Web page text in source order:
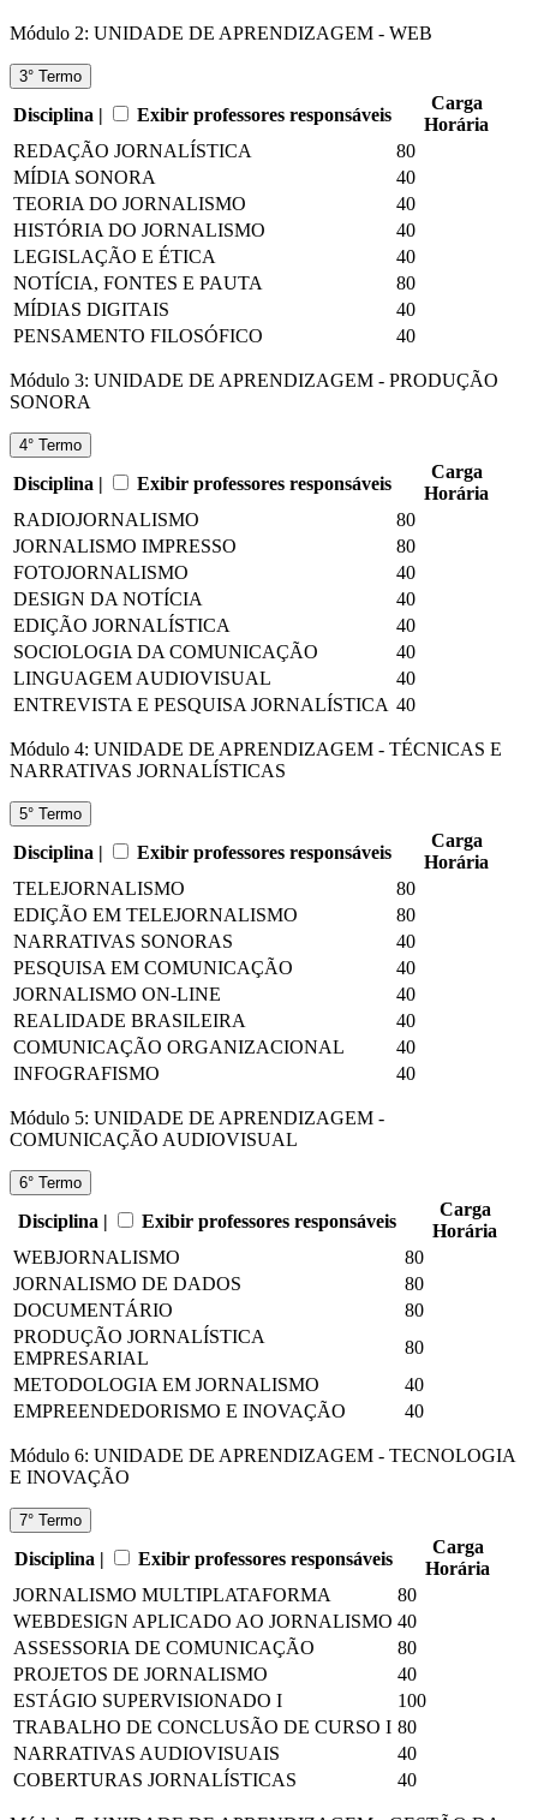
Módulo 2: UNIDADE DE APRENDIZAGEM - WEB
3° Termo
Disciplina | Exibir professores responsáveis
Carga
Horária
REDAÇÃO JORNALÍSTICA
80
MÍDIA SONORA
40
TEORIA DO JORNALISMO
40
HISTÓRIA DO JORNALISMO
40
LEGISLAÇÃO E ÉTICA
40
NOTÍCIA, FONTES E PAUTA
80
MÍDIAS DIGITAIS
40
PENSAMENTO FILOSÓFICO
40
Módulo 3: UNIDADE DE APRENDIZAGEM - PRODUÇÃO
SONORA
4° Termo
Disciplina | Exibir professores responsáveis
Carga
Horária
RADIOJORNALISMO
80
JORNALISMO IMPRESSO
80
FOTOJORNALISMO
40
DESIGN DA NOTÍCIA
40
EDIÇÃO JORNALÍSTICA
40
SOCIOLOGIA DA COMUNICAÇÃO
40
LINGUAGEM AUDIOVISUAL
40
ENTREVISTA E PESQUISA JORNALÍSTICA 40
Módulo 4: UNIDADE DE APRENDIZAGEM - TÉCNICAS E
NARRATIVAS JORNALÍSTICAS
5° Termo
Disciplina | Exibir professores responsáveis
Carga
Horária
TELEJORNALISMO
80
EDIÇÃO EM TELEJORNALISMO
80
NARRATIVAS SONORAS
40
PESQUISA EM COMUNICAÇÃO
40
JORNALISMO ON-LINE
40
REALIDADE BRASILEIRA
40
COMUNICAÇÃO ORGANIZACIONAL
40
INFOGRAFISMO
40
Módulo 5: UNIDADE DE APRENDIZAGEM -
COMUNICAÇÃO AUDIOVISUAL
6° Termo
Disciplina | Exibir professores responsáveis
Carga
Horária
WEBJORNALISMO
80
JORNALISMO DE DADOS
80
DOCUMENTÁRIO
80
PRODUÇÃO JORNALÍSTICA
EMPRESARIAL
80
METODOLOGIA EM JORNALISMO
40
EMPREENDEDORISMO E INOVAÇÃO
40
Módulo 6: UNIDADE DE APRENDIZAGEM - TECNOLOGIA
E INOVAÇÃO
7° Termo
Disciplina | Exibir professores responsáveis
Carga
Horária
JORNALISMO MULTIPLATAFORMA
80
WEBDESIGN APLICADO AO JORNALISMO 40
ASSESSORIA DE COMUNICAÇÃO
80
PROJETOS DE JORNALISMO
40
ESTÁGIO SUPERVISIONADO I
100
TRABALHO DE CONCLUSÃO DE CURSO I 80
NARRATIVAS AUDIOVISUAIS
40
COBERTURAS JORNALÍSTICAS
40